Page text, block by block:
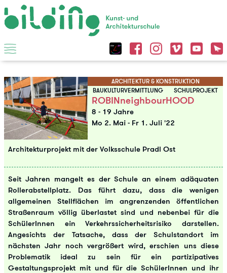
ARCHITEKTUR & KONSTRUKTION
BAUKULTURVERMITTLUNG
SCHULPROJEKT
ROBINneighbourHOOD
8 - 19 Jahre
Mo 2. Mai - Fr 1. Juli '22
Architekturprojekt mit der Volksschule Pradl Ost
Seit Jahren mangelt es der Schule an einem adäquaten
Rollerabstellplatz. Das führt dazu, dass die wenigen
allgemeinen Stellflächen im angrenzenden öffentlichen
Straßenraum völlig überlastet sind und nebenbei für die
SchülerInnen ein Verkehrssicherheitsrisiko darstellen.
Angesichts der Tatsache, dass der Schulstandort im
nächsten Jahr noch vergrößert wird, erschien uns diese
Problematik ideal zu sein für ein partizipatives
Gestaltungsprojekt mit und für die SchülerInnen und ihr